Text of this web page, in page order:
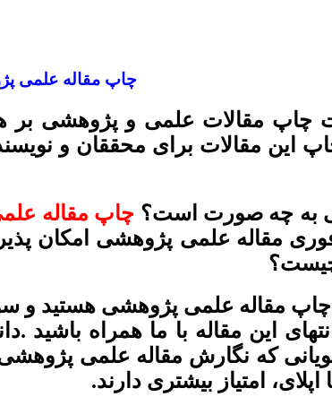
چاپ مقاله علمی
چاپ مقالات علمی و پژوهشی بر
این مقالات برای محققان و
به چه صورت است؟ چاپ مقاله
فوری مقاله علمی پژوهشی امکان
و چاپ مقاله علمی پژوهشی هستید
این مقاله با ما همراه
که نگارش مقاله علمی پژوهشی
امتیاز بیشتری دارند.